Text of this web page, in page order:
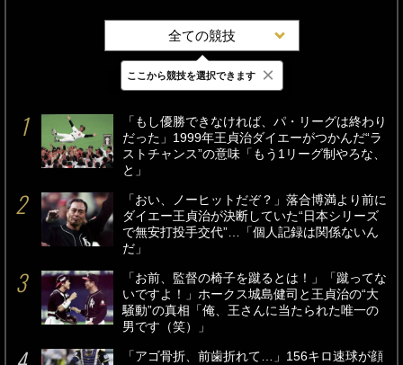
全ての競技
最新 24時間 週間
「もし優勝できなければ、パ・リーグは終わり
だった」1999年王貞治ダイエーがつかんだ“ラ
ストチャンス”の意味「もう1リーグ制やろな、
と」
「おい、ノーヒットだぞ？」落合博満より前に
ダイエー王貞治が決断していた“日本シリーズ
で無安打投手交代”…「個人記録は関係ないん
だ」
「お前、監督の椅子を蹴るとは！」「蹴ってな
いですよ！」ホークス城島健司と王貞治の“大
騒動”の真相「俺、王さんに当たられた唯一の
男です（笑）」
「アゴ骨折、前歯折れて…」156キロ速球が顔
ここから競技を選択できます ×